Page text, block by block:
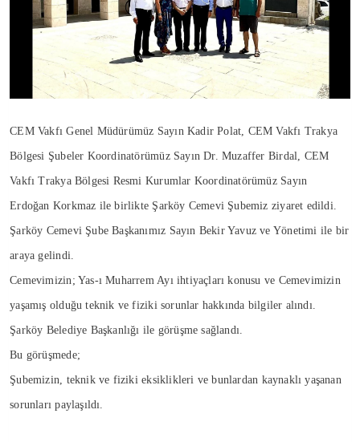
CEM Vakfı Genel Müdürümüz Sayın Kadir Polat, CEM Vakfı Trakya
Bölgesi Şubeler Koordinatörümüz Sayın Dr. Muzaffer Birdal, CEM
Vakfı Trakya Bölgesi Resmi Kurumlar Koordinatörümüz Sayın
Erdoğan Korkmaz ile birlikte Şarköy Cemevi Şubemiz ziyaret edildi.
Şarköy Cemevi Şube Başkanımız Sayın Bekir Yavuz ve Yönetimi ile bir
araya gelindi.
Cemevimizin; Yas-ı Muharrem Ayı ihtiyaçları konusu ve Cemevimizin
yaşamış olduğu teknik ve fiziki sorunlar hakkında bilgiler alındı.
Şarköy Belediye Başkanlığı ile görüşme sağlandı.
Bu görüşmede;
Şubemizin, teknik ve fiziki eksiklikleri ve bunlardan kaynaklı yaşanan
sorunları paylaşıldı.